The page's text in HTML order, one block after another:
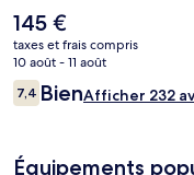
sauna.
Le
prix
actuel
est
de
145 €
taxes et frais compris
10 août - 11 août
Avis
voyageurs
7,47,4 sur 10
BienAfficher 232
Équipements